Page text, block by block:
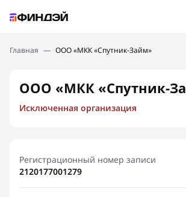
Подбор займа
Новости
Финансовое просвещение
Главная — ООО «МКК «Спутник-Займ»
ООО «МКК «Спутник-
Исключенная организация
Регистрационный номер записи
2120177001279
Ошибка:Контактная форма не найдена.
Спасибо, что написали нам
Мы свяжемся с Вами в ближайшее
результат
Отправить новый запрос